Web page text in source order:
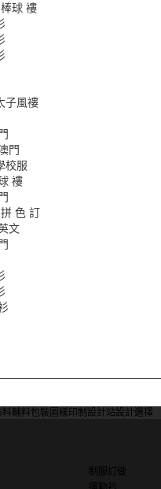
球 褸
子風褸
門
校服
褸
色 訂
文
料輔料包裝 圖樣印制 設計站設計選擇
制服訂做